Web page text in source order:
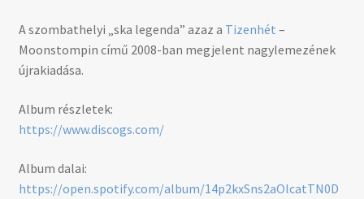
A szombathelyi „ska legenda” azaz a Tizenhét –
Moonstompin című 2008-ban megjelent nagylemezének
újrakiadása.
Album részletek:
https://www.discogs.com/
Album dalai:
https://open.spotify.com/album/14p2kxSns2aOlcatTN0D